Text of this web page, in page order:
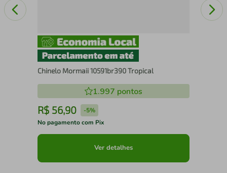
Chinelo Mormaii 10591br390 Tropical
1.997 pontos
R$ 56,90 -5%
No pagamento com Pix
Ver detalhes